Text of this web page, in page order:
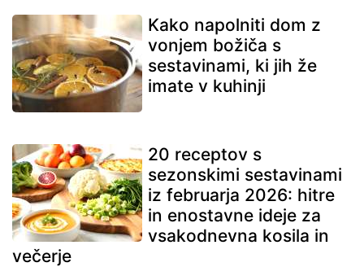
Kako napolniti dom z
vonjem božiča s
sestavinami, ki jih že
imate v kuhinji
20 receptov s
sezonskimi sestavinami
iz februarja 2026: hitre
in enostavne ideje za
vsakodnevna kosila in
večerje